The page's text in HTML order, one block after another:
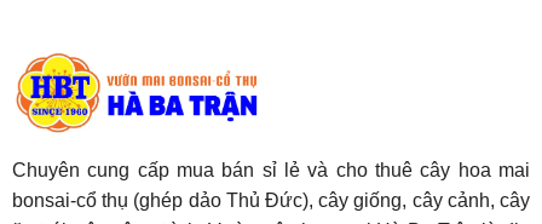
Chuyên cung cấp mua bán sỉ lẻ và cho thuê cây hoa mai
bonsai-cổ thụ (ghép dảo Thủ Đức), cây giống, cây cảnh, cây